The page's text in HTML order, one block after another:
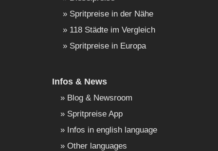
Spritpreise in der Nähe
118 Städte im Vergleich
Spritpreise in Europa
Infos & News
Blog & Newsroom
Spritpreise App
Infos in english language
Other languages